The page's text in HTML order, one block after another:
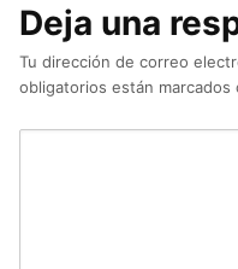
Deja una
Tu dirección de correo
obligatorios están marcados